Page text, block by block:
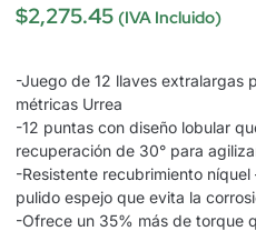
$2,275.45 (IVA Incluido)
-Juego de 12 llaves extralargas
métricas Urrea
-12 puntas con diseño lobular
recuperación de 30° para
-Resistente recubrimiento
pulido espejo que evita la
-Ofrece un 35% más de torque